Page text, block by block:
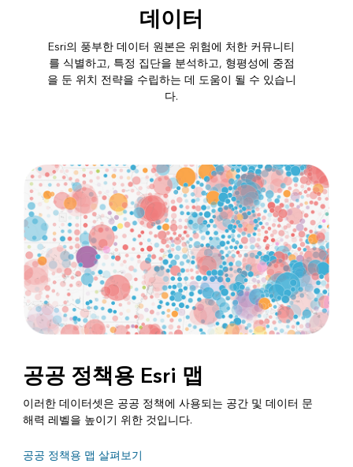
데이터
Esri의 풍부한 데이터 원본은 위험에 처한 커뮤니티
를 식별하고, 특정 집단을 분석하고, 형평성에 중점
을 둔 위치 전략을 수립하는 데 도움이 될 수 있습니
다.
공공 정책용 Esri 맵
이러한 데이터셋은 공공 정책에 사용되는 공간 및 데이터 문
해력 레벨을 높이기 위한 것입니다.
공공 정책용 맵 살펴보기